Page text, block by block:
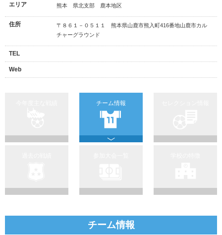
エリア 熊本 県北支部 鹿本地区
住所
〒８６１－０５１１ 熊本県山鹿市熊入町416番地山鹿市カル
チャーグラウンド
TEL
Web
チーム情報
チーム情報